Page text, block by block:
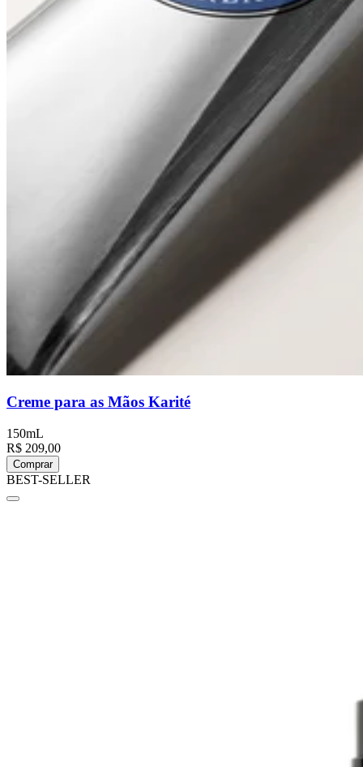
Creme para as Mãos Karité
150mL
R$ 209,00
Comprar
BEST-SELLER